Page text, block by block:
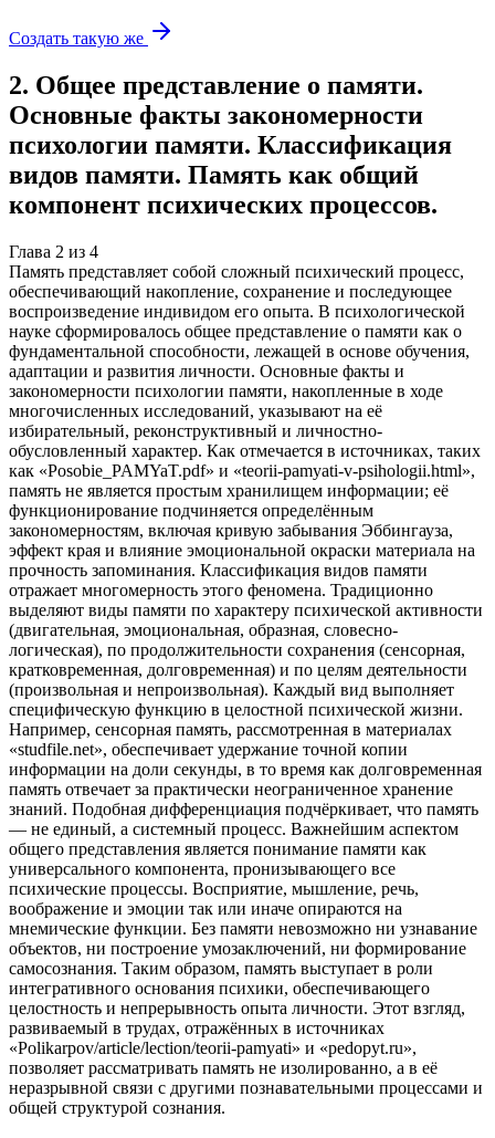
Создать такую же
2. Общее представление о памяти.
Основные факты закономерности
психологии памяти. Классификация
видов памяти. Память как общий
компонент психических процессов.
Глава 2 из 4
Память представляет собой сложный психический процесс,
обеспечивающий накопление, сохранение и последующее
воспроизведение индивидом его опыта. В психологической
науке сформировалось общее представление о памяти как о
фундаментальной способности, лежащей в основе обучения,
адаптации и развития личности. Основные факты и
закономерности психологии памяти, накопленные в ходе
многочисленных исследований, указывают на её
избирательный, реконструктивный и личностно-
обусловленный характер. Как отмечается в источниках, таких
как «Posobie_PAMYaT.pdf» и «teorii-pamyati-v-psihologii.html»,
память не является простым хранилищем информации; её
функционирование подчиняется определённым
закономерностям, включая кривую забывания Эббингауза,
эффект края и влияние эмоциональной окраски материала на
прочность запоминания. Классификация видов памяти
отражает многомерность этого феномена. Традиционно
выделяют виды памяти по характеру психической активности
(двигательная, эмоциональная, образная, словесно-
логическая), по продолжительности сохранения (сенсорная,
кратковременная, долговременная) и по целям деятельности
(произвольная и непроизвольная). Каждый вид выполняет
специфическую функцию в целостной психической жизни.
Например, сенсорная память, рассмотренная в материалах
«studfile.net», обеспечивает удержание точной копии
информации на доли секунды, в то время как долговременная
память отвечает за практически неограниченное хранение
знаний. Подобная дифференциация подчёркивает, что память
— не единый, а системный процесс. Важнейшим аспектом
общего представления является понимание памяти как
универсального компонента, пронизывающего все
психические процессы. Восприятие, мышление, речь,
воображение и эмоции так или иначе опираются на
мнемические функции. Без памяти невозможно ни узнавание
объектов, ни построение умозаключений, ни формирование
самосознания. Таким образом, память выступает в роли
интегративного основания психики, обеспечивающего
целостность и непрерывность опыта личности. Этот взгляд,
развиваемый в трудах, отражённых в источниках
«Polikarpov/article/lection/teorii-pamyati» и «pedopyt.ru»,
позволяет рассматривать память не изолированно, а в её
неразрывной связи с другими познавательными процессами и
общей структурой сознания.